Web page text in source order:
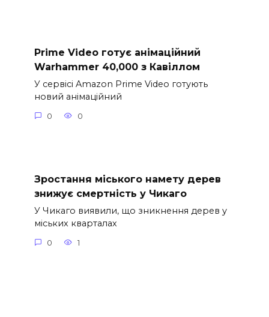
Prime Video готує анімаційний
Warhammer 40,000 з Кавіллом
У сервісі Amazon Prime Video готують
новий анімаційний
0 0
Зростання міського намету дерев
знижує смертність у Чикаго
У Чикаго виявили, що зникнення дерев у
міських кварталах
0 1